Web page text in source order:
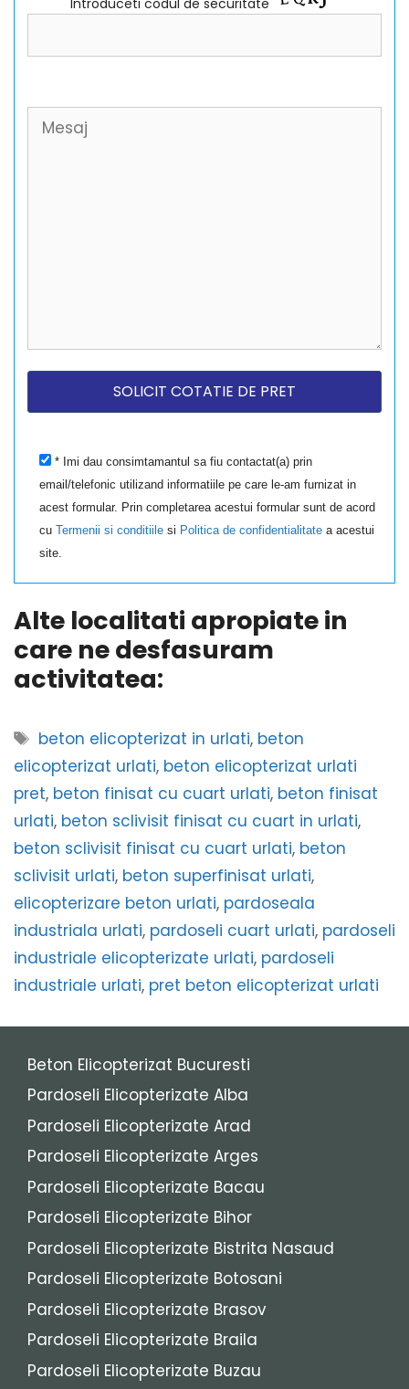
Introduceti codul de securitate
* Imi dau consimtamantul sa fiu contactat(a) prin
email/telefonic utilizand informatiile pe care le-am furnizat in
acest formular. Prin completarea acestui formular sunt de acord
cuTermenii si conditiile si Politica de confidentialitate a acestui
site.
Alte localitati apropiate in
care ne desfasuram
activitatea:
Etichete
beton elicopterizat in urlati, beton
elicopterizat urlati, beton elicopterizat urlati
pret, beton finisat cu cuart urlati, beton finisat
urlati, beton sclivisit finisat cu cuart in urlati,
beton sclivisit finisat cu cuart urlati, beton
sclivisit urlati, beton superfinisat urlati,
elicopterizare beton urlati, pardoseala
industriala urlati, pardoseli cuart urlati, pardoseli
industriale elicopterizate urlati, pardoseli
industriale urlati, pret beton elicopterizat urlati
Beton Elicopterizat Bucuresti
Pardoseli Elicopterizate Alba
Pardoseli Elicopterizate Arad
Pardoseli Elicopterizate Arges
Pardoseli Elicopterizate Bacau
Pardoseli Elicopterizate Bihor
Pardoseli Elicopterizate Bistrita Nasaud
Pardoseli Elicopterizate Botosani
Pardoseli Elicopterizate Brasov
Pardoseli Elicopterizate Braila
Pardoseli Elicopterizate Buzau